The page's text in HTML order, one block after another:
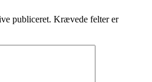
publiceret. Krævede felter er